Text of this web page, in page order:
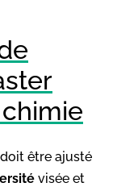
être ajusté
visée et